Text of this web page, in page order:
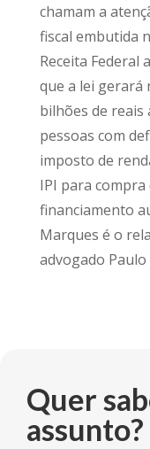
chamam a
fiscal embutida
Receita Federal
que a lei gerará
bilhões de reais
pessoas com
imposto de
IPI para compra
financiamento
Marques é o
advogado Paulo
Quer
assunto?